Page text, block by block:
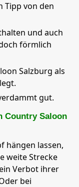
Tipp von den
und auch
förmlich
Salzburg als
gut.
Country Saloon
hängen lassen,
weite Strecke
Verbot ihrer
bei